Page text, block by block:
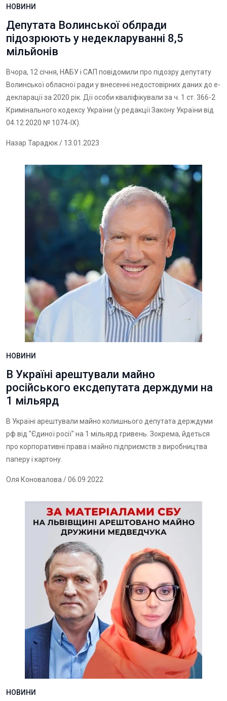
НОВИНИ
Депутата Волинської облради
підозрюють у недекларуванні 8,5
мільйонів
Вчора, 12 січня, НАБУ і САП повідомили про підозру депутату
Волинської обласної ради у внесенні недостовірних даних до е-
декларації за 2020 рік. Дії особи кваліфікували за ч. 1 ст. 366-2
Кримінального кодексу України (у редакції Закону України від
04.12.2020 № 1074-ІХ).
Назар Тарадюк/ 13.01.2023
НОВИНИ
В Україні арештували майно
російського ексдепутата держдуми на
1 мільярд
В Україні арештували майно колишнього депутата держдуми
рф від "Єдиної росії" на 1 мільярд гривень. Зокрема, йдеться
про корпоративні права і майно підприємств з виробництва
паперу і картону.
Оля Коновалова / 06.09.2022
НОВИНИ